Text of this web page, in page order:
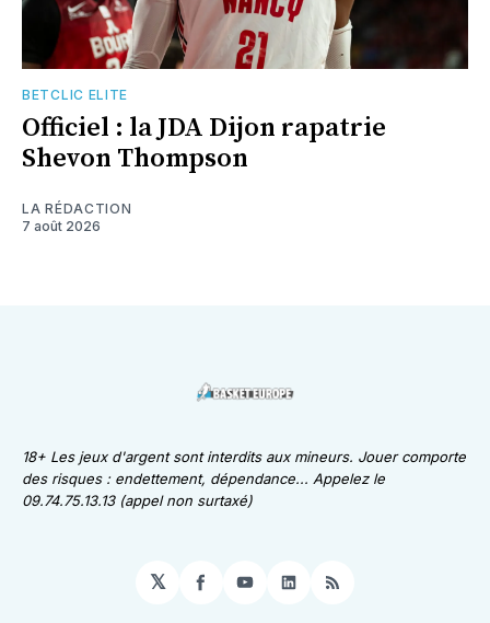
BETCLIC ELITE
Officiel : la JDA Dijon rapatrie
Shevon Thompson
LA RÉDACTION
7 août 2026
18+ Les jeux d'argent sont interdits aux mineurs. Jouer comporte
des risques : endettement, dépendance... Appelez le
09.74.75.13.13 (appel non surtaxé)
𝕏 Facebook
YouTube
LinkedIn
RSS